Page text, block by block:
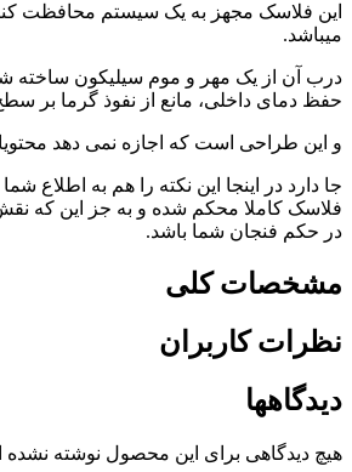
این فلاسک مجهز به یک سیستم محافظت
میباشد.
درب آن از یک مهر و موم سیلیکون ساخته
حفظ دمای داخلی، مانع از نفوذ گرما بر
و این طراحی است که اجازه نمی دهد
جا دارد در اینجا این نکته را هم به اطلاع
فلاسک کاملا محکم شده و به جز این که
در حکم فنجان شما باشد.
مشخصات کلی
نظرات کاربران
دیدگاهها
هیچ دیدگاهی برای این محصول نوشته